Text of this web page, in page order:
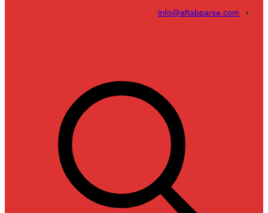
info@aftabparse.com